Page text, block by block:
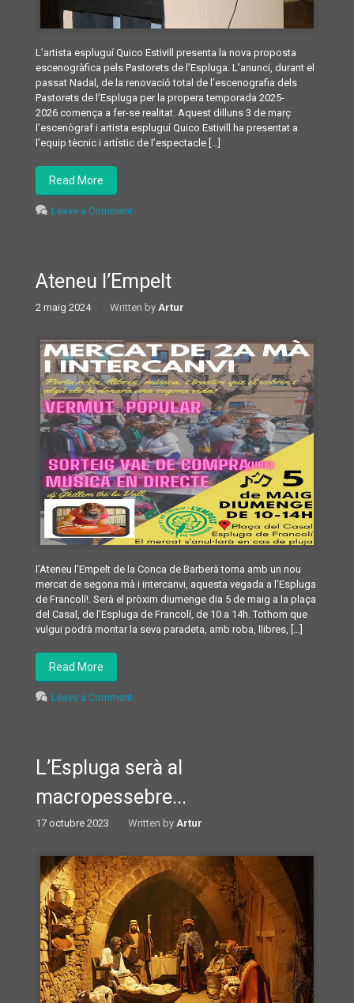
L’artista espluguí Quico Estivill presenta la nova proposta
escenogràfica pels Pastorets de l’Espluga. L’anunci, durant el
passat Nadal, de la renovació total de l’escenografia dels
Pastorets de l’Espluga per la propera temporada 2025-
2026 comença a fer-se realitat. Aquest dilluns 3 de març
l’escenògraf i artista espluguí Quico Estivill ha presentat a
l’equip tècnic i artístic de l’espectacle […]
Read More
Leave a Comment
Ateneu l’Empelt
2 maig 2024 Written by Artur
l’Ateneu l’Empelt de la Conca de Barberà torna amb un nou
mercat de segona mà i intercanvi, aquesta vegada a l’Espluga
de Francolí!. Serà el pròxim diumenge dia 5 de maig a la plaça
del Casal, de l’Espluga de Francolí, de 10 a 14h. Tothom que
vulgui podrà montar la seva paradeta, amb roba, llibres, […]
Read More
Leave a Comment
L’Espluga serà al
macropessebre...
17 octubre 2023 Written by Artur